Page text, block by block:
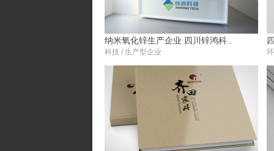
纳米氧化锌生产企业 四川锌鸿科..
科技 / 生产型企业